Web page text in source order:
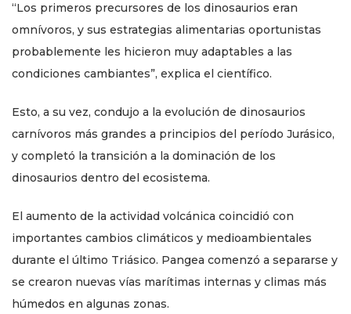
“Los primeros precursores de los dinosaurios eran
omnívoros, y sus estrategias alimentarias oportunistas
probablemente les hicieron muy adaptables a las
condiciones cambiantes”, explica el científico.
Esto, a su vez, condujo a la evolución de dinosaurios
carnívoros más grandes a principios del período Jurásico,
y completó la transición a la dominación de los
dinosaurios dentro del ecosistema.
El aumento de la actividad volcánica coincidió con
importantes cambios climáticos y medioambientales
durante el último Triásico. Pangea comenzó a separarse y
se crearon nuevas vías marítimas internas y climas más
húmedos en algunas zonas.